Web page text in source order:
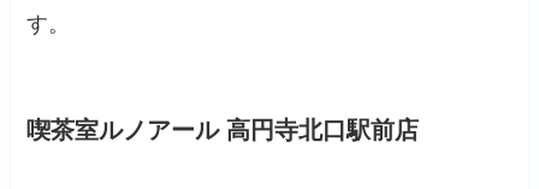
す。
喫茶室ルノアール 高円寺北口駅前店